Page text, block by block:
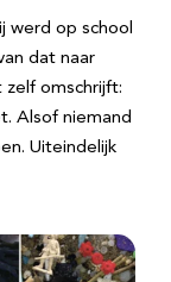
werd op school
dat naar
zelf omschrijft:
Alsof niemand
Uiteindelijk